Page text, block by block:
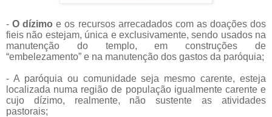
-O dízimo e os recursos arrecadados com as doações dos
fieis não estejam, única e exclusivamente, sendo usados na
manutenção do templo, em construções de
“embelezamento” e na manutenção dos gastos da paróquia;
- A paróquia ou comunidade seja mesmo carente, esteja
localizada numa região de população igualmente carente e
cujo dízimo, realmente, não sustente as atividades
pastorais;